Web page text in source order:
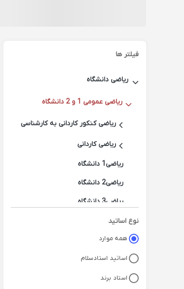
فیلتر ها
ریاضی دانشگاه
ریاضی عمومی 1 و 2 دانشگاه
ریاضی کنکور کاردانی به کارشناسی
ریاضی کاردانی
ریاضی1 دانشگاه
ریاضی2 دانشگاه
ریاضی3 دانشگاه
ریاضی عمومی دوره کارشناسینوع اساتید
همه موارد
اساتید استادسلام
استاد برند